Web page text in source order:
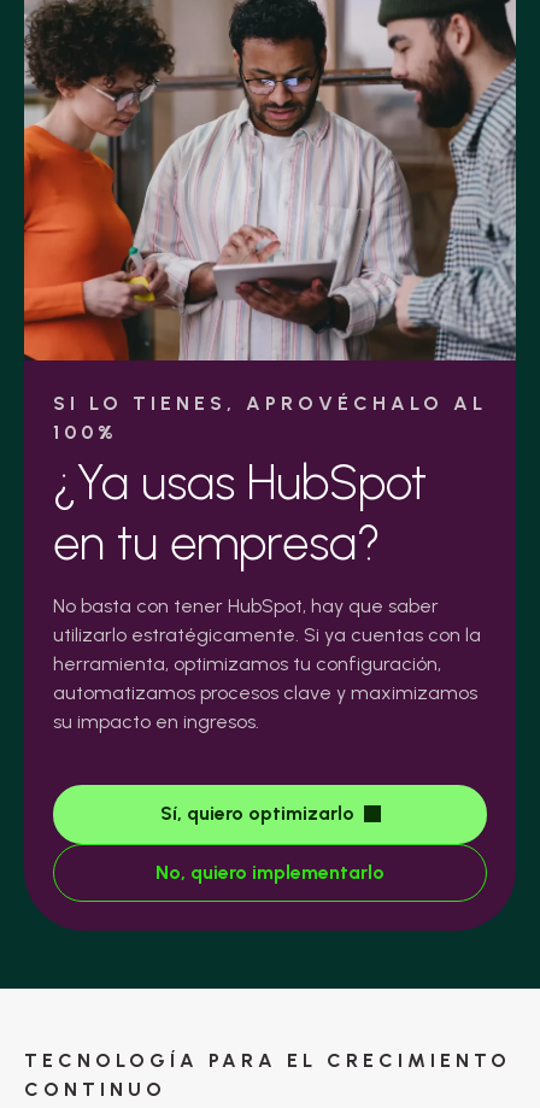
SI LO TIENES, APROVÉCHALO AL
100%
¿Ya usas HubSpot
en tu empresa?
No basta con tener HubSpot, hay que saber
utilizarlo estratégicamente. Si ya cuentas con la
herramienta, optimizamos tu configuración,
automatizamos procesos clave y maximizamos
su impacto en ingresos.
Sí, quiero optimizarlo
No, quiero implementarlo
TECNOLOGÍA PARA EL CRECIMIENTO
CONTINUO